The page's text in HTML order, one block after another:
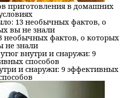
приготовления в домашних
необычных фактов, о которых
не знали
и снаружи: 9 эффективных